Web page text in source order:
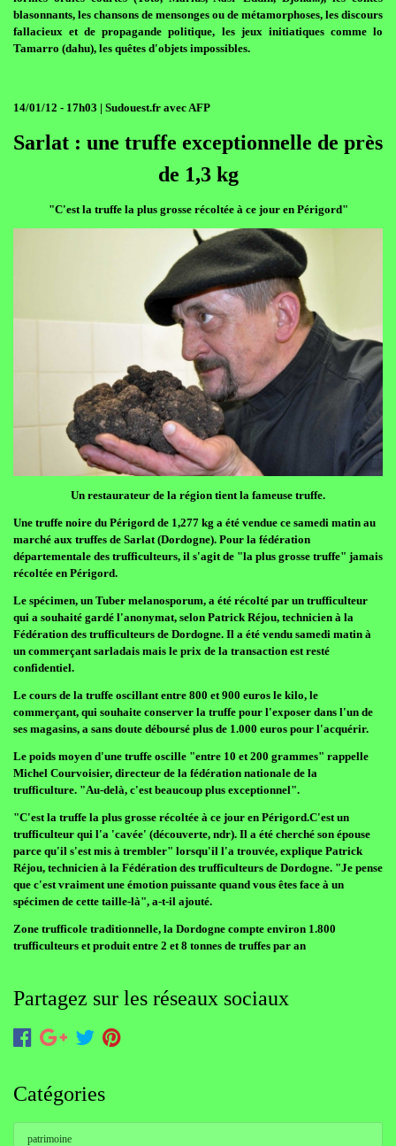
blasonnants, les chansons de mensonges ou de métamorphoses, les discours
fallacieux et de propagande politique, les jeux initiatiques comme lo
Tamarro (dahu), les quêtes d'objets impossibles.
14/01/12 - 17h03 | Sudouest.fr avec AFP
Sarlat : une truffe exceptionnelle de près
de 1,3 kg
"C'est la truffe la plus grosse récoltée à ce jour en Périgord"
Un restaurateur de la région tient la fameuse truffe.
Une truffe noire du Périgord de 1,277 kg a été vendue ce samedi matin au
marché aux truffes de Sarlat (Dordogne). Pour la fédération
départementale des trufficulteurs, il s'agit de "la plus grosse truffe" jamais
récoltée en Périgord.
Le spécimen, un Tuber melanosporum, a été récolté par un trufficulteur
qui a souhaité gardé l'anonymat, selon Patrick Réjou, technicien à la
Fédération des trufficulteurs de Dordogne. Il a été vendu samedi matin à
un commerçant sarladais mais le prix de la transaction est resté
confidentiel.
Le cours de la truffe oscillant entre 800 et 900 euros le kilo, le
commerçant, qui souhaite conserver la truffe pour l'exposer dans l'un de
ses magasins, a sans doute déboursé plus de 1.000 euros pour l'acquérir.
Le poids moyen d'une truffe oscille "entre 10 et 200 grammes" rappelle
Michel Courvoisier, directeur de la fédération nationale de la
trufficulture. "Au-delà, c'est beaucoup plus exceptionnel".
"C'est la truffe la plus grosse récoltée à ce jour en Périgord.C'est un
trufficulteur qui l'a 'cavée' (découverte, ndr). Il a été cherché son épouse
parce qu'il s'est mis à trembler" lorsqu'il l'a trouvée, explique Patrick
Réjou, technicien à la Fédération des trufficulteurs de Dordogne. "Je pense
que c'est vraiment une émotion puissante quand vous êtes face à un
spécimen de cette taille-là", a-t-il ajouté.
Zone trufficole traditionnelle, la Dordogne compte environ 1.800
trufficulteurs et produit entre 2 et 8 tonnes de truffes par an
Partagez sur les réseaux sociaux
Catégories
patrimoine